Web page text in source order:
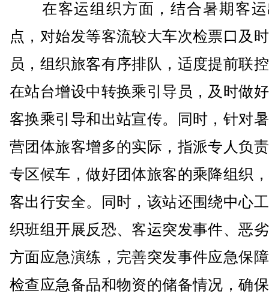
在客运组织方面，结合暑期客运
点，对始发等客流较大车次检票口及
员，组织旅客有序排队，适度提前联
在站台增设中转换乘引导员，及时做
客换乘引导和出站宣传。同时，针对
营团体旅客增多的实际，指派专人负
专区候车，做好团体旅客的乘降组织
客出行安全。同时，该站还围绕中心
织班组开展反恐、客运突发事件、恶
方面应急演练，完善突发事件应急保
检查应急备品和物资的储备情况，确